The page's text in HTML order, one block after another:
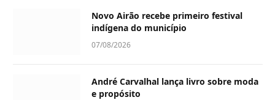
Novo Airão recebe primeiro festival
indígena do município
07/08/2026
André Carvalhal lança livro sobre moda
e propósito